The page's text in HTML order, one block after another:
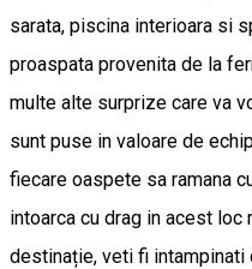
sarata, piscina interioara si
proaspata provenita de la
multe alte surprize care va
sunt puse in valoare de
fiecare oaspete sa ramana
intoarca cu drag in acest loc
destinație, veti fi intampinati